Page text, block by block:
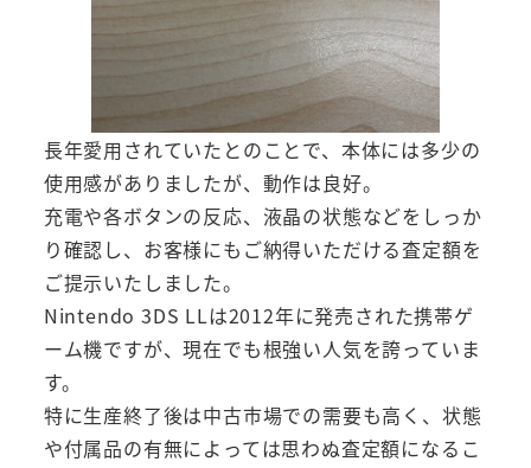
長年愛用されていたとのことで、本体には多少の
使用感がありましたが、動作は良好。
充電や各ボタンの反応、液晶の状態などをしっか
り確認し、お客様にもご納得いただける査定額を
ご提示いたしました。
Nintendo 3DS LLは2012年に発売された携帯ゲ
ーム機ですが、現在でも根強い人気を誇っていま
す。
特に生産終了後は中古市場での需要も高く、状態
や付属品の有無によっては思わぬ査定額になるこ